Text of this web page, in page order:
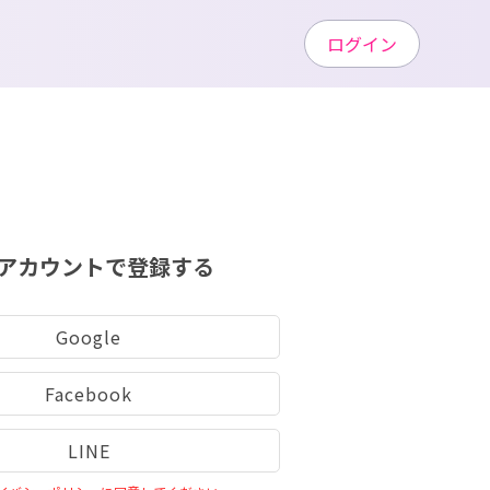
カウントで登録する
Google
Facebook
LINE
ログイン